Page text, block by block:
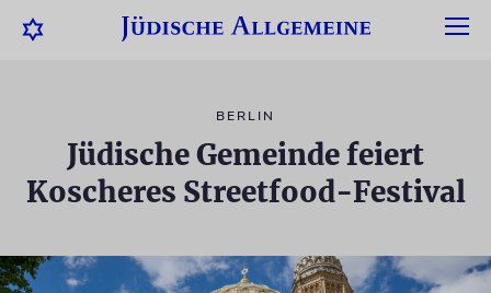
BERLIN
Jüdische Gemeinde feiert
Koscheres Streetfood-Festival